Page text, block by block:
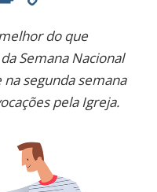
Link
do que
Semana Nacional
segunda semana
pela Igreja.